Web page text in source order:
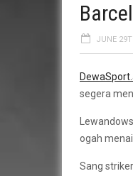
JUNE
segera
ogah
Sang